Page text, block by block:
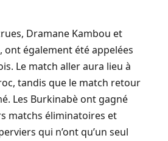
Dramane Kambou et
ont également été appelées
Le match aller aura lieu à
tandis que le match retour
Les Burkinabè ont gagné
matchs éliminatoires et
qui n’ont qu’un seul